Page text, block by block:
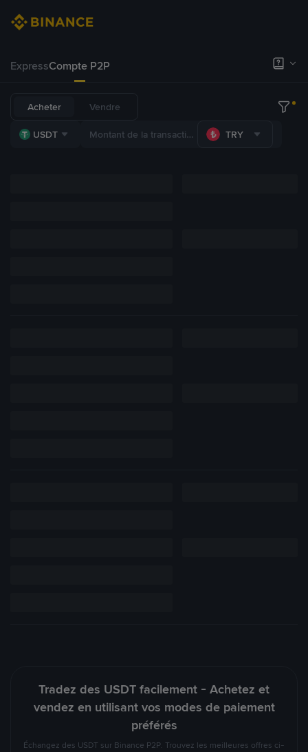
ExpressCompte P2P
Acheter Vendre
USDT TRY
Tradez des USDT facilement - Achetez et
vendez en utilisant vos modes de paiement
préférés
Échangez des USDT sur Binance P2P. Trouvez les meilleures offres ci-